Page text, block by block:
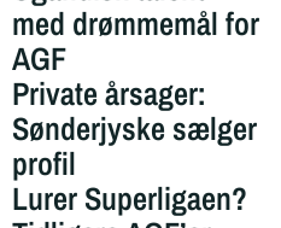
med drømmemål for
AGF
Private årsager:
Sønderjyske sælger
profil
Lurer Superligaen?